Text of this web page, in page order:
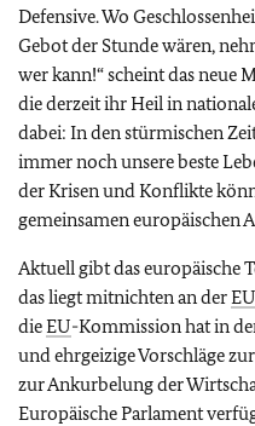
Defensive. Wo
Gebot der Stunde wären,
wer kann!“ scheint das neue
die derzeit ihr Heil in
dabei: In den stürmischen
immer noch unsere beste
der Krisen und Konflikte
gemeinsamen europäischen
Aktuell gibt das europäische
das liegt mitnichten an derEU
dieEU-Kommission hat in
und ehrgeizige Vorschläge
zur Ankurbelung der
Europäische Parlament